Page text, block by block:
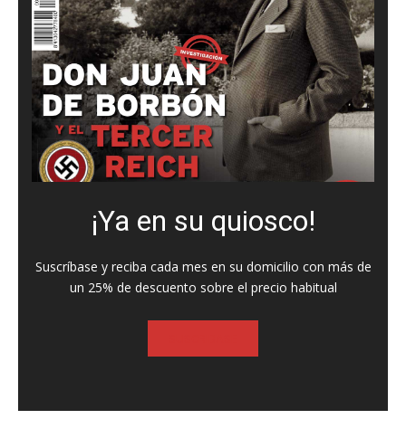
¡Ya en su quiosco!
Suscríbase y reciba cada mes en su domicilio con más de
un 25% de descuento sobre el precio habitual